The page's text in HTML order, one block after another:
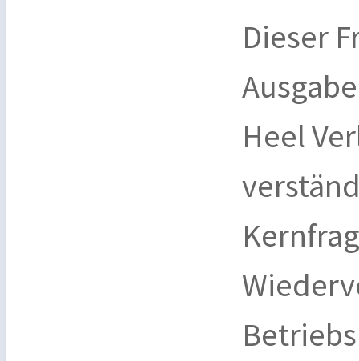
Dieser
Heel